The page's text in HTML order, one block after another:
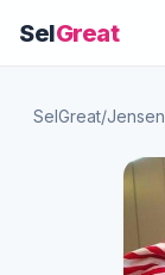
SelGreat
SelGreat/Jensen